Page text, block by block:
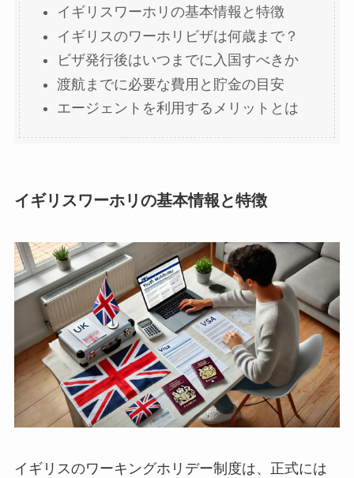
イギリスワーホリの基本情報と特徴
イギリスのワーホリビザは何歳まで？
ビザ発行後はいつまでに入国すべきか
渡航までに必要な費用と貯金の目安
エージェントを利用するメリットとは
イギリスワーホリの基本情報と特徴
イギリスのワーキングホリデー制度は、正式には